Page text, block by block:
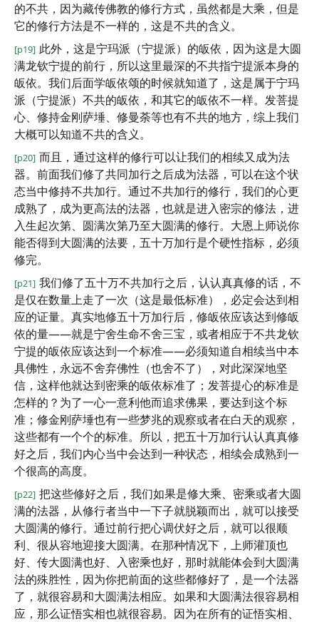
的不共，因为藏传佛教的修行方式，虽然都是大乘，但是
它的修行方法是不一样的，这是不共的含义。
[p19] 此外，这是宁玛派（宁提派）的皈依，因为这是大圆
满龙钦宁提的前行，所以这里最深的不共指宁提派本身的
皈依。我们后面学皈依颂的时候就知道了，这是属于宁玛
派（宁提派）不共的皈依，和其它的皈依不一样。发菩提
心、修持金刚萨埵、修曼荼等也有不共的地方，综上我们
大概可以知道不共的含义。
[p20] 而且，通过这样的修行可以让我们的相续又成为法
器。前面我们修了共同加行之后成为法器，可以在这个状
态当中修持不共加行。通过不共加行的修行，我们的心更
成熟了，成为更高法的法器，也就是进入密宗的修法，进
入生起次第、圆满次第乃至大圆满的修行。大恩上师说你
能否得到大圆满的法要，五十万加行是个硬性指标，必须
修完。
[p21] 我们修了五十万不共加行之后，认认真真修的话，不
是仅在数量上走了一次（这是最低标准），必定会达到相
应的证量。真实地修五十万加行后，修皈依应该达到修皈
依的量——就是宁舍生命不舍三宝，或者相应于不共龙钦
宁提的皈依应该达到一个标准——必须知道自相续当中本
具佛性，永远不舍弃佛性（也舍不了），对此深深地坚
信，这样他就达到密乘的皈依标准了；发菩提心的标准是
怎样的？为了一心一意利他而追求佛果，要达到这个标
准；修金刚萨埵也有一些梦兆的观察或者在白天的观察，
这些都有一个个的标准。所以，把五十万加行认认真真修
好之后，我们内心当中会达到一种状态，相续会成熟到一
个很高的高度。
[p22] 把这些修好之后，我们如果是修大乘、密乘或者大圆
满的法器，从修行者当中一下子就脱颖而出，就可以接受
大圆满的修行。通过前行把心调伏好之后，就可以很顺
利、很从容地迎接大圆满。在那种情况下，上师灌顶也
好、传大圆满也好、入密乘也好，那时就能体会到大圆满
法的殊胜性，因为你把前面的这些都修好了，是一个法器
了，就很容易和大圆满法相应。如果和大圆满法很容易相
应，那么证悟实相也就很容易。因为在所有的证悟实相、